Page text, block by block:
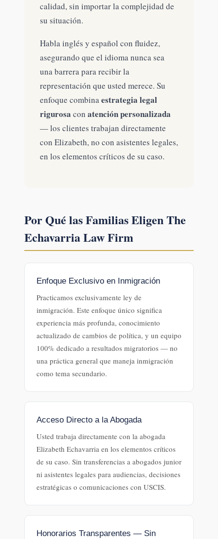
calidad, sin importar la complejidad de
su situación.
Habla inglés y español con fluidez,
asegurando que el idioma nunca sea
una barrera para recibir la
representación que usted merece. Su
enfoque combinaestrategia legal
rigurosa con atención personalizada
— los clientes trabajan directamente
con Elizabeth, no con asistentes legales,
en los elementos críticos de su caso.
Por Qué las Familias Eligen The
Echavarria Law Firm
Enfoque Exclusivo en Inmigración
Practicamos exclusivamente ley de
inmigración. Este enfoque único significa
experiencia más profunda, conocimiento
actualizado de cambios de política, y un equipo
100% dedicado a resultados migratorios — no
una práctica general que maneja inmigración
como tema secundario.
Acceso Directo a la Abogada
Usted trabaja directamente con la abogada
Elizabeth Echavarria en los elementos críticos
de su caso. Sin transferencias a abogados junior
ni asistentes legales para audiencias, decisiones
estratégicas o comunicaciones con USCIS.
Honorarios Transparentes — Sin